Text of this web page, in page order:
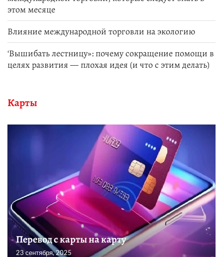
этом месяце
Влияние международной торговли на экологию
‘Вышибать лестницу»: почему сокращение помощи в
целях развития — плохая идея (и что с этим делать)
Карты
Перевод с карты на карту
23 сентября, 2025